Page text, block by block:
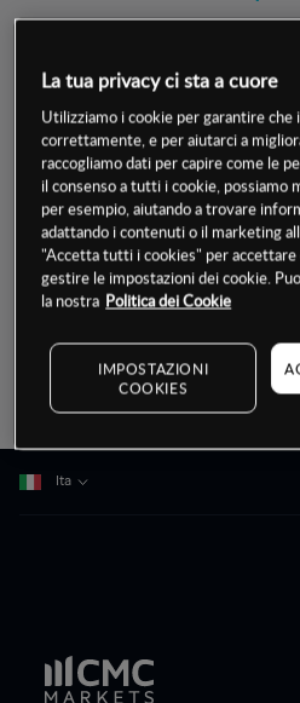
Con una così ampia
tra cui scegliere,
trading di CFD su una
valute o metallo, oppure
trading di CFD su più
indici e azioni. Cerca
prodotti qui
Ita
La tua privacy ci sta a cuore
Utilizziamo i cookie per garantire
correttamente, e per aiutarci a
raccogliamo dati per capire come le
il consenso a tutti i cookie, possiamo
per esempio, aiutando a trovare
adattando i contenuti o il marketing
"Accetta tutti i cookies" per
gestire le impostazioni dei cookie.
la nostra Politica dei Cookie
IMPOSTAZIONI
COOKIES